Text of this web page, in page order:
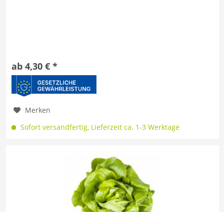
ab 4,30 € *
Merken
Sofort versandfertig, Lieferzeit ca. 1-3 Werktage